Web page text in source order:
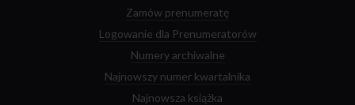
Zamów prenumeratę
Logowanie dla Prenumeratorów
Numery archiwalne
Najnowszy numer kwartalnika
Najnowsza książka